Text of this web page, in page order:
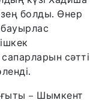
болды. Өнер
сәтті
– Шымкент